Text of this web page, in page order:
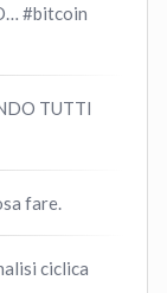
#bitcoin
TUTTI
fare.
ciclica